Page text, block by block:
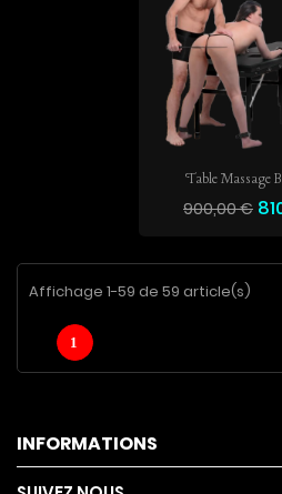
Table Massage
900,00 €
Affichage 1-59 de 59 article(s)
1
INFORMATIONS